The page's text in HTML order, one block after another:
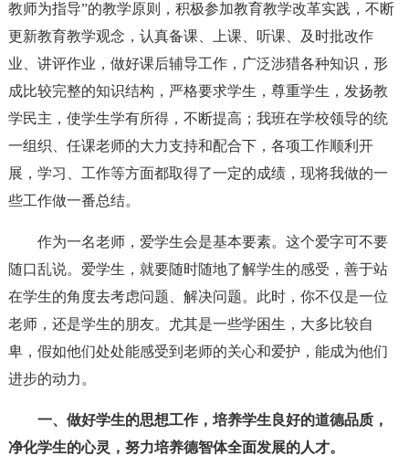
教师为指导”的教学原则，积极参加教育教学改革实践，不断
更新教育教学观念，认真备课、上课、听课、及时批改作
业、讲评作业，做好课后辅导工作，广泛涉猎各种知识，形
成比较完整的知识结构，严格要求学生，尊重学生，发扬教
学民主，使学生学有所得，不断提高；我班在学校领导的统
一组织、任课老师的大力支持和配合下，各项工作顺利开
展，学习、工作等方面都取得了一定的成绩，现将我做的一
些工作做一番总结。
作为一名老师，爱学生会是基本要素。这个爱字可不要
随口乱说。爱学生，就要随时随地了解学生的感受，善于站
在学生的角度去考虑问题、解决问题。此时，你不仅是一位
老师，还是学生的朋友。尤其是一些学困生，大多比较自
卑，假如他们处处能感受到老师的关心和爱护，能成为他们
进步的动力。
一、做好学生的思想工作，培养学生良好的道德品质，
净化学生的心灵，努力培养德智体全面发展的人才。